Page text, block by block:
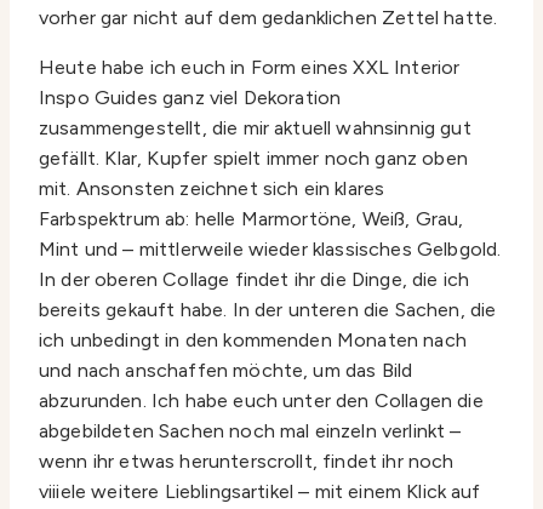
vorher gar nicht auf dem gedanklichen Zettel hatte.
Heute habe ich euch in Form eines XXL Interior
Inspo Guides ganz viel Dekoration
zusammengestellt, die mir aktuell wahnsinnig gut
gefällt. Klar, Kupfer spielt immer noch ganz oben
mit. Ansonsten zeichnet sich ein klares
Farbspektrum ab: helle Marmortöne, Weiß, Grau,
Mint und – mittlerweile wieder klassisches Gelbgold.
In der oberen Collage findet ihr die Dinge, die ich
bereits gekauft habe. In der unteren die Sachen, die
ich unbedingt in den kommenden Monaten nach
und nach anschaffen möchte, um das Bild
abzurunden. Ich habe euch unter den Collagen die
abgebildeten Sachen noch mal einzeln verlinkt –
wenn ihr etwas herunterscrollt, findet ihr noch
viiiele weitere Lieblingsartikel – mit einem Klick auf